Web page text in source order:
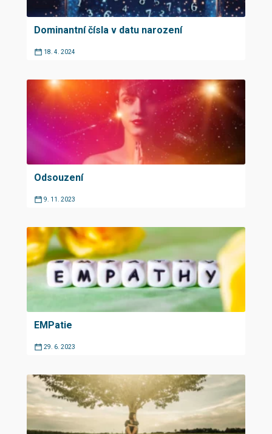
Dominantní čísla v datu narození
18. 4. 2024
Odsouzení
9. 11. 2023
EMPatie
29. 6. 2023